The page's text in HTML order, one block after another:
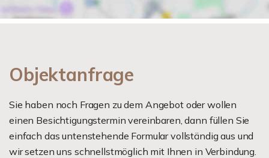
Objektanfrage
Sie haben noch Fragen zu dem Angebot oder wollen
einen Besichtigungstermin vereinbaren, dann füllen Sie
einfach das untenstehende Formular vollständig aus und
wir setzen uns schnellstmöglich mit Ihnen in Verbindung.